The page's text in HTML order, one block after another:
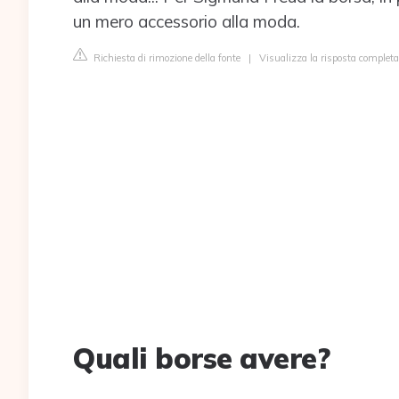
un mero accessorio alla moda.
Richiesta di rimozione della fonte | Visualizza la risposta
Quali borse avere?